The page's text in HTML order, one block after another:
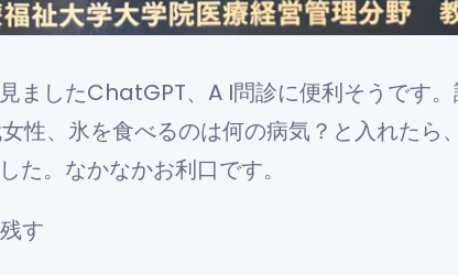
ましたChatGPT、A I問診に便利そうです
性、氷を食べるのは何の病気？と入れたら
た。なかなかお利口です。
す